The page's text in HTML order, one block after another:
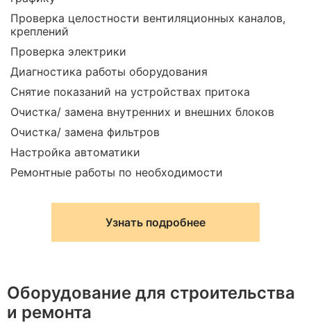
Проверка целостности вентиляционных каналов,
креплений
Проверка электрики
Диагностика работы оборудования
Снятие показаний на устройствах притока
Очистка/ замена внутренних и внешних блоков
Очистка/ замена фильтров
Настройка автоматики
Ремонтные работы по необходимости
Узнать подробнее
Оборудование для строительства
и ремонта